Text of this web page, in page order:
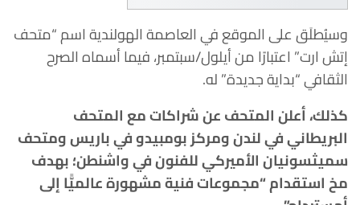
وسيُطلَق على الموقع في العاصمة الهولندية اسم “متحف
إتش ارت” اعتبارًا من أيلول/سبتمبر، فيما أسماه الصرح
الثقافي “بداية جديدة” له.
كذلك، أعلن المتحف عن شراكات مع المتحف
البريطاني في لندن ومركز بومبيدو في باريس ومتحف
سميثسونيان الأميركي للفنون في واشنطن؛ بهدف
مخ استقدام “مجموعات فنية مشهورة عالميًّا إلى